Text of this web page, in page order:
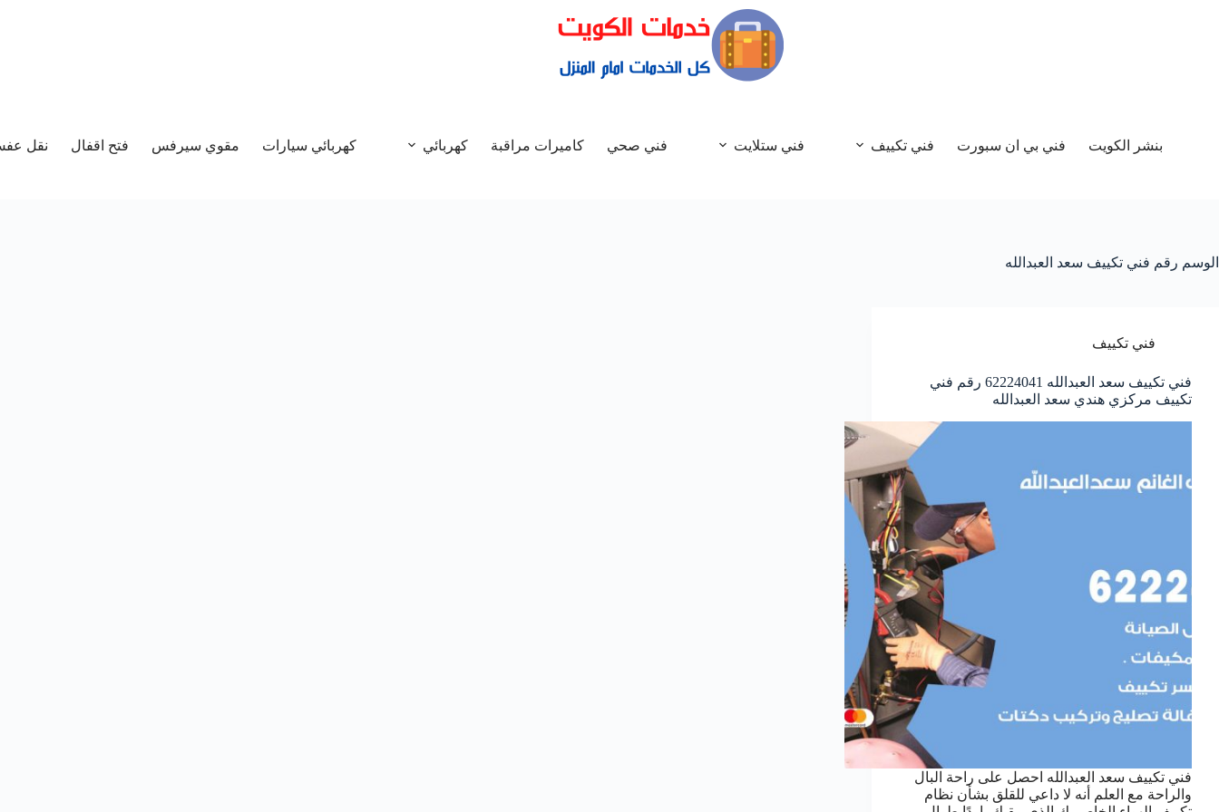
بنشر الكويت فني بي ان سبورت فني تكييف فني ستلايت فني صحي كاميرات مراقبة كهربائي كهربائي سيارات مقوي سيرفس فتح اقفال نقل
الوسم رقم فني تكييف سعد العبدالله
فني تكييف
فني تكييف سعد العبدالله 62224041 رقم فني
تكييف مركزي هندي سعد العبدالله
فني تكييف سعد العبدالله احصل على راحة البال
والراحة مع العلم أنه لا داعي للقلق بشأن نظام